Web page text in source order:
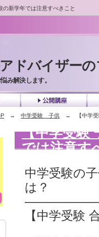
の新学年では注意すべきこと
→ 中学受験 子供 → 【中学受験
tel
【中学受験
では注意す
中学受験の
は？
【中学受験
ドバイザー
み解決します。
tel